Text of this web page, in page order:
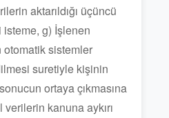
aktarıldığı üçüncü
g) İşlenen
otomatik sistemler
suretiyle kişinin
ortaya çıkmasına
kanuna aykırı